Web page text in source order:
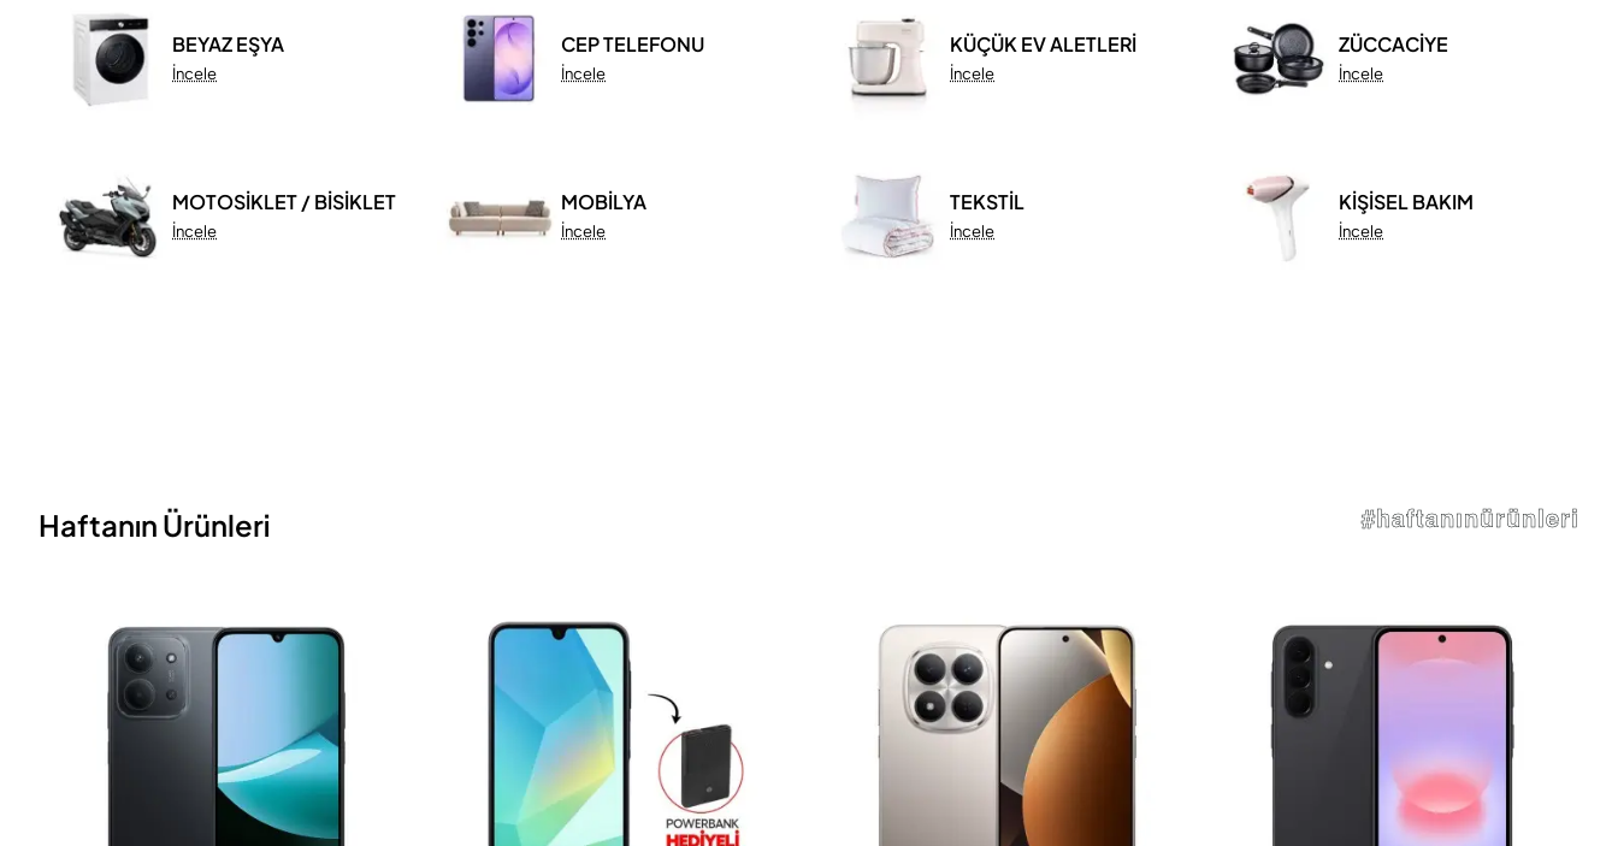
BEYAZ EŞYA
İncele
CEP TELEFONU
İncele
KÜÇÜK EV ALETLERİ
İncele
ZÜCCACİYE
İncele
MOTOSİKLET / BİSİKLET
İncele
MOBİLYA
İncele
TEKSTİL
İncele
KİŞİSEL BAKIM
İncele
Haftanın Ürünleri #haftanınürünleri